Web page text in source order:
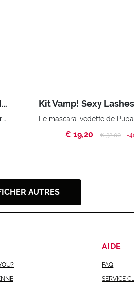
Kit Vamp! All In One & Mini Multiplay
Mascara pour un volume spectaculaire, avec un soin fortifiant. Crayon « special size » pour les yeux à triple usage : eyeliner, kajal et ombre à paupières.Sac pratique
€ 19,20
Price
€ 32,00to -
AUTRES
AIDE
FAQ
SERVICE